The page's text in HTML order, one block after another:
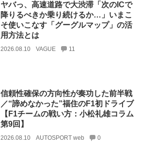
ヤバっ、高速道路で大渋滞「次のICで
降りるべきか乗り続けるか…」いまこ
そ使いこなす「グーグルマップ」の活
用方法とは
2026.08.10 VAGUE 11
信頼性確保の方向性が奏功した前半戦
／“諦めなかった”福住のF1初ドライブ
【F1チームの戦い方：小松礼雄コラム
第9回】
2026.08.10 AUTOSPORT web 0